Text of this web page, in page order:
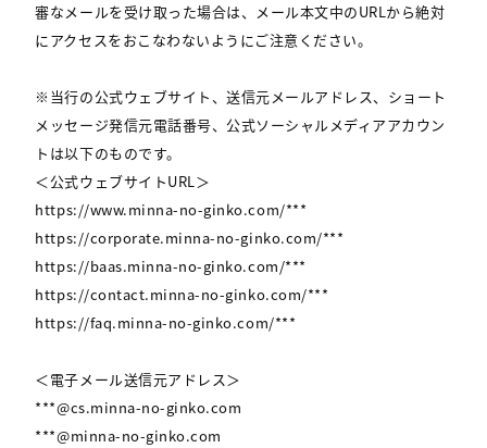
審なメールを受け取った場合は、メール本文中のURLから絶対
にアクセスをおこなわないようにご注意ください。
※当行の公式ウェブサイト、送信元メールアドレス、ショート
メッセージ発信元電話番号、公式ソーシャルメディアアカウン
トは以下のものです。
＜公式ウェブサイトURL＞
https://www.minna-no-ginko.com/***
https://corporate.minna-no-ginko.com/***
https://baas.minna-no-ginko.com/***
https://contact.minna-no-ginko.com/***
https://faq.minna-no-ginko.com/***
＜電子メール送信元アドレス＞
***@cs.minna-no-ginko.com
***@minna-no-ginko.com